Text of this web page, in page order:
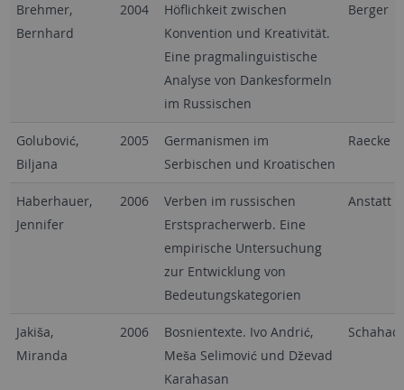
Brehmer,
Bernhard
2004
Höflichkeit zwischen
Konvention und Kreativität.
Eine pragmalinguistische
Analyse von Dankesformeln
im Russischen
Berger
Golubović,
Biljana
2005
Germanismen im
Serbischen und Kroatischen
Raecke
Haberhauer,
Jennifer
2006
Verben im russischen
Erstspracherwerb. Eine
empirische Untersuchung
zur Entwicklung von
Bedeutungskategorien
Anstatt
Jakiša,
Miranda
2006
Bosnientexte. Ivo Andrić,
Meša Selimović und Dževad
Karahasan